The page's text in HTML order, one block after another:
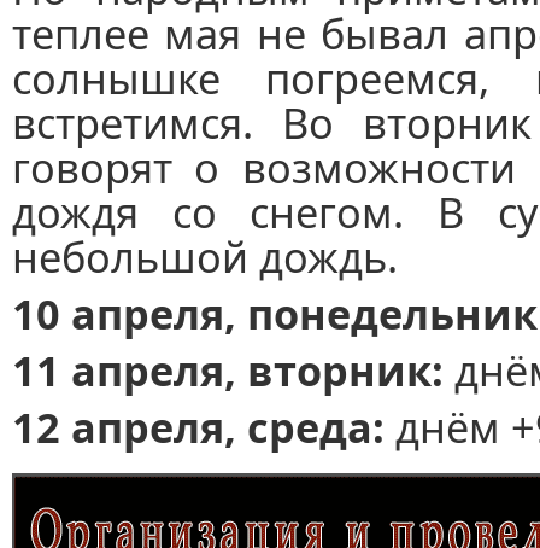
теплее мая не бывал
солнышке
встретимся. Во
говорят о
дождя со снегом. В
небольшой дождь.
10 апреля,
11 апреля, вторник:
12 апреля, среда: днём